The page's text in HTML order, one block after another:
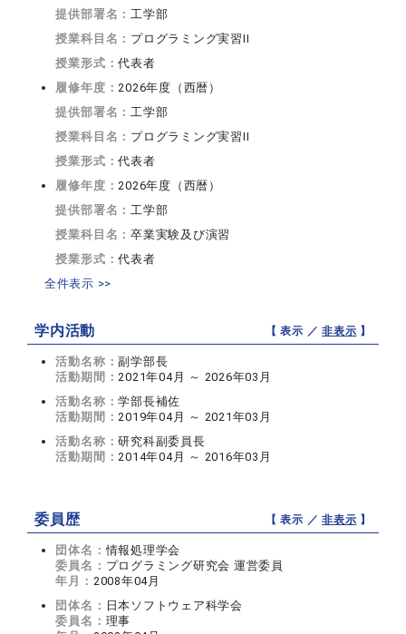
提供部署名： 工学部
授業科目名： プログラミング実習II
授業形式：代表者
履修年度： 2026年度（西暦）
提供部署名： 工学部
授業科目名： プログラミング実習II
授業形式：代表者
履修年度： 2026年度（西暦）
提供部署名： 工学部
授業科目名：卒業実験及び演習
授業形式：代表者
全件表示 >>
学内活動 【 表示 ／非表示 】
活動名称：副学部長
活動期間： 2021年04月 ～ 2026年03月
活動名称：学部長補佐
活動期間： 2019年04月 ～ 2021年03月
活動名称：研究科副委員長
活動期間： 2014年04月 ～ 2016年03月
委員歴 【 表示 ／非表示 】
団体名：情報処理学会
委員名： プログラミング研究会 運営委員
年月： 2008年04月
団体名： 日本ソフトウェア科学会
委員名： 理事